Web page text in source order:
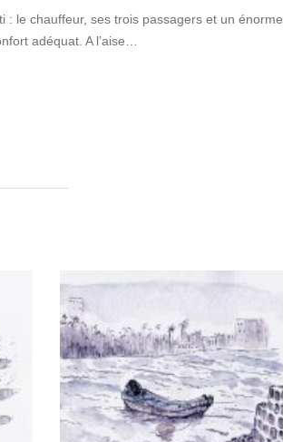
: le chauffeur, ses trois passagers et un énorme
adéquat. A l’aise…